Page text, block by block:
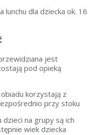
lunchu dla dziecka ok. 16
jest
pod opieką
korzystają z
przy stoku
dzieci na grupy są ich
wiek dziecka